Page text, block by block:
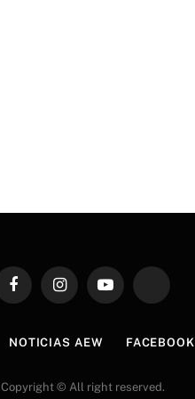
FacebookInstagramYouTube TikTok
NOTICIAS AEW FACEBOOK
Copyright © All right reserved.